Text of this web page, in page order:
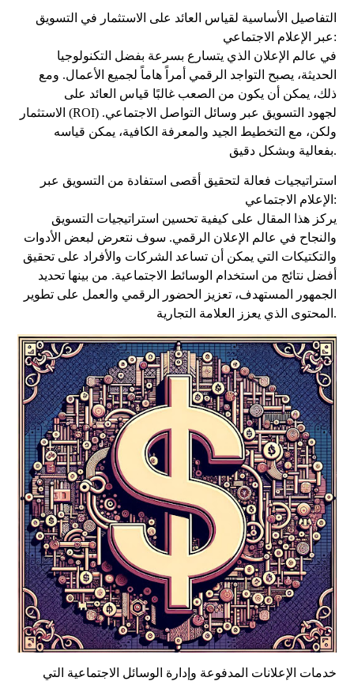
التفاصيل الأساسية لقياس العائد على الاستثمار في التسويق
عبر الإعلام الاجتماعي:
في عالم الإعلان الذي يتسارع بسرعة بفضل التكنولوجيا
الحديثة، يصبح التواجد الرقمي أمراً هاماً لجميع الأعمال. ومع
ذلك، يمكن أن يكون من الصعب غالبًا قياس العائد على
الاستثمار (ROI) لجهود التسويق عبر وسائل التواصل الاجتماعي.
ولكن، مع التخطيط الجيد والمعرفة الكافية، يمكن قياسه
بفعالية وبشكل دقيق.
استراتيجيات فعالة لتحقيق أقصى استفادة من التسويق عبر
الإعلام الاجتماعي:
يركز هذا المقال على كيفية تحسين استراتيجيات التسويق
والنجاح في عالم الإعلان الرقمي. سوف نتعرض لبعض الأدوات
والتكتيكات التي يمكن أن تساعد الشركات والأفراد على تحقيق
أفضل نتائج من استخدام الوسائط الاجتماعية. من بينها تحديد
الجمهور المستهدف، تعزيز الحضور الرقمي والعمل على تطوير
المحتوى الذي يعزز العلامة التجارية.
خدمات الإعلانات المدفوعة وإدارة الوسائل الاجتماعية التي